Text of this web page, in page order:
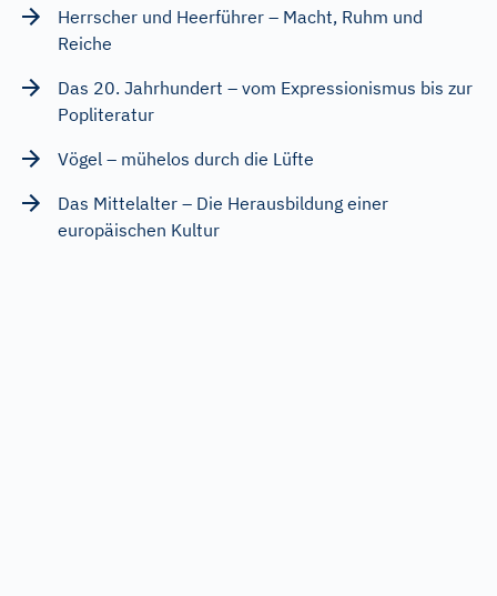
Herrscher und Heerführer – Macht, Ruhm und
Reiche
Das 20. Jahrhundert – vom Expressionismus bis zur
Popliteratur
Vögel – mühelos durch die Lüfte
Das Mittelalter – Die Herausbildung einer
europäischen Kultur